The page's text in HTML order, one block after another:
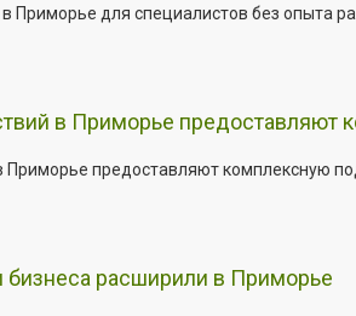
Приморье для специалистов без опыта
в Приморье предоставляют
предоставляют комплексную
бизнеса расширили в Приморье